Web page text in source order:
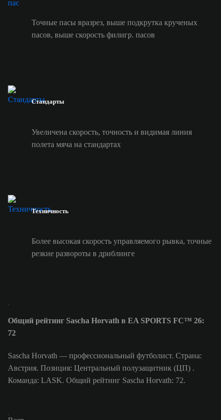
Точные пасы вразрез, выше подкрутка крученых
пасов, выше скорость филигр. пасов
Стандарты
Увеличена скорость, точность и видимая линия
полета мяча на стандартах
Техничность
Более высокая скорость управляемого рывка, точные
резкие развороты в дриблинге
Общий рейтинг Sascha Horvath в EA SPORTS FC™ 26:
72
Sascha Horvath — профессиональный футболист. Страна:
Австрия. Позиция: Центральный полузащитник (ЦП) .
Команда: LASK. Общий рейтинг Sascha Horvath: 72.